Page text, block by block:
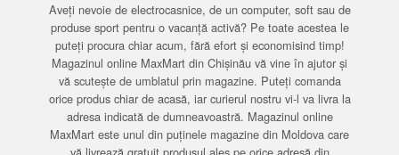
Aveți nevoie de electrocasnice, de un computer, soft sau de
produse sport pentru o vacanță activă? Pe toate acestea le
puteți procura chiar acum, fără efort și economisind timp!
Magazinul online MaxMart din Chișinău vă vine în ajutor și
vă scutește de umblatul prin magazine. Puteți comanda
orice produs chiar de acasă, iar curierul nostru vi-l va livra la
adresa indicată de dumneavoastră. Magazinul online
MaxMart este unul din puținele magazine din Moldova care